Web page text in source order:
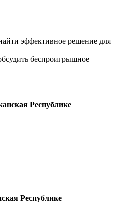
эффективное решение для
беспроигрышное
Республике
Республике